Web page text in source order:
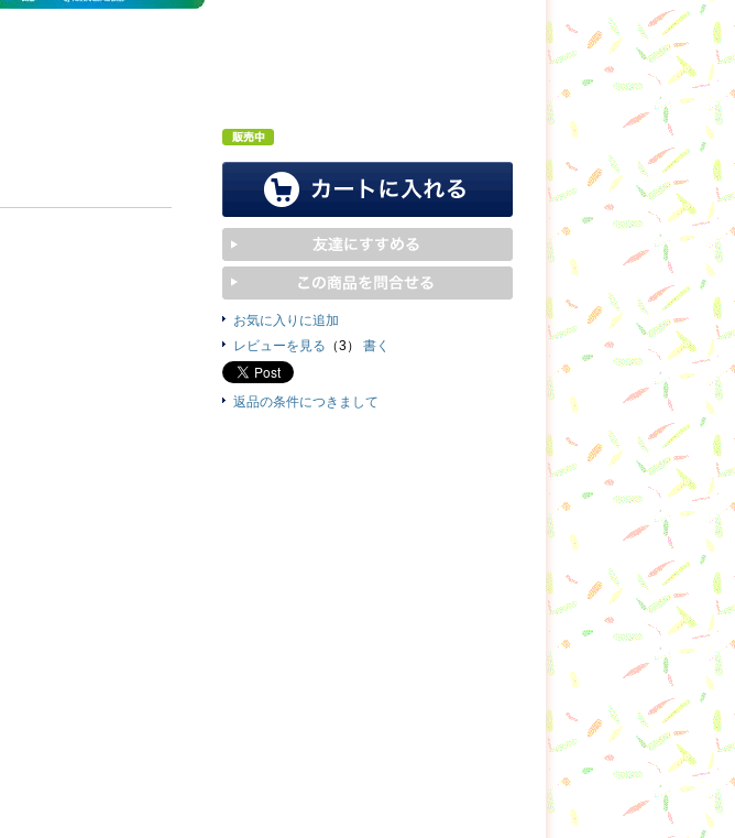
お気に入りに追加
レビューを見る （3） 書く
返品の条件につきまして